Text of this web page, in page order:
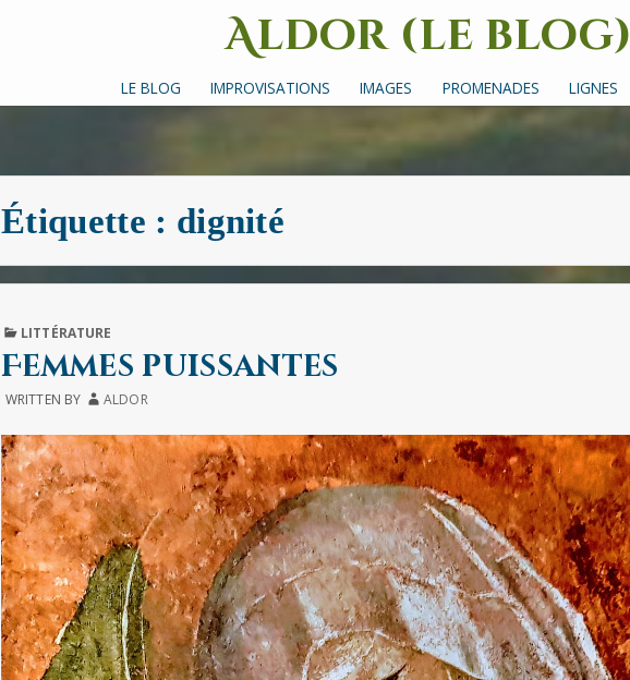
Aldor (le blog)
Un site avec des mots, des images et des sons
LE BLOG IMPROVISATIONS IMAGES PROMENADES LIGNES
Étiquette : dignité
PUBLISHED
LITTÉRATURE
Femmes puissantes
WRITTEN BY ALDOR